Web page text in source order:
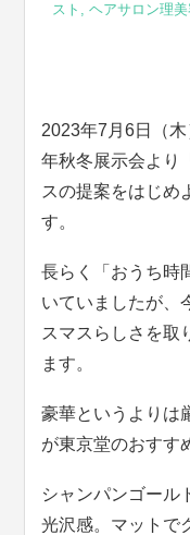
スト , ヘアサロン理美
2023年7月6日（
年秋冬展示会より
スの提案をはじめ
す。
長らく「おうち時
いていましたが、
スマスらしさを取
ます。
豪華というよりは
が東京堂のおすす
シャンパンゴール
光沢感。マットで